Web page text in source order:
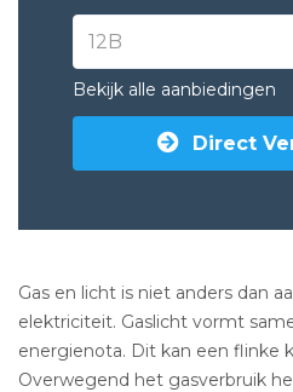
Bekijk alle aanbiedingen
Direct
Gas en licht is niet anders dan
elektriciteit. Gaslicht vormt
energienota. Dit kan een flinke
Overwegend het gasverbruik